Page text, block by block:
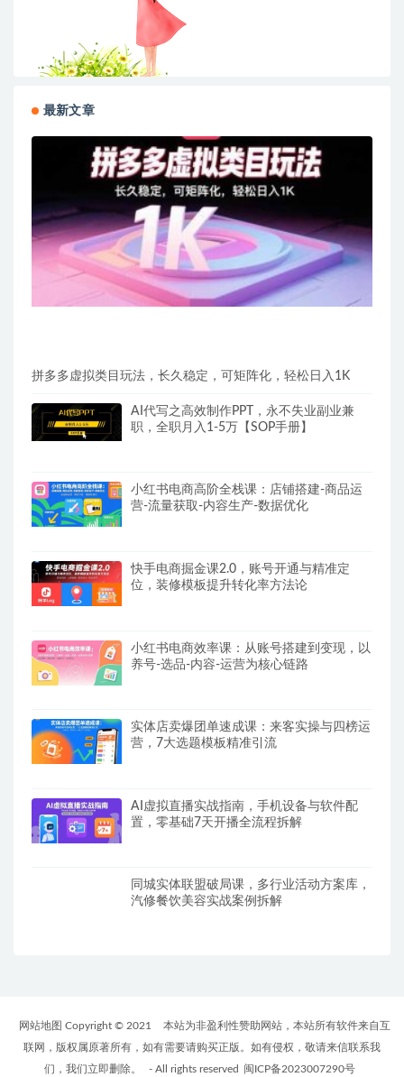
最新文章
拼多多虚拟类目玩法，长久稳定，可矩阵化，轻松日入1K
AI代写之高效制作PPT，永不失业副业兼
职，全职月入1-5万【SOP手册】
小红书电商高阶全栈课：店铺搭建-商品运
营-流量获取-内容生产-数据优化
快手电商掘金课2.0，账号开通与精准定
位，装修模板提升转化率方法论
小红书电商效率课：从账号搭建到变现，以
养号-选品-内容-运营为核心链路
实体店卖爆团单速成课：来客实操与四榜运
营，7大选题模板精准引流
AI虚拟直播实战指南，手机设备与软件配
置，零基础7天开播全流程拆解
同城实体联盟破局课，多行业活动方案库，
汽修餐饮美容实战案例拆解
网站地图 Copyright © 2021
本站为非盈利性赞助网站，本站所有软件来自互
联网，版权属原著所有，如有需要请购买正版。如有侵权，敬请来信联系我
们，我们立即删除。
- All rights reserved 闽ICP备2023007290号